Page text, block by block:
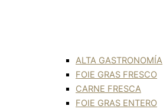
ALTA GASTRONOMÍA
FOIE GRAS FRESCO
CARNE FRESCA
FOIE GRAS ENTERO